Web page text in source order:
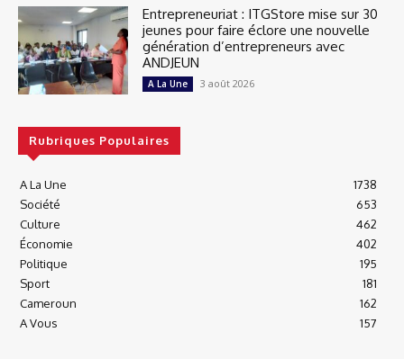
Entrepreneuriat : ITGStore mise sur 30
jeunes pour faire éclore une nouvelle
génération d’entrepreneurs avec
ANDJEUN
A La Une 3 août 2026
Rubriques Populaires
A La Une
1738
Société
653
Culture
462
Économie
402
Politique
195
Sport
181
Cameroun
162
A Vous
157